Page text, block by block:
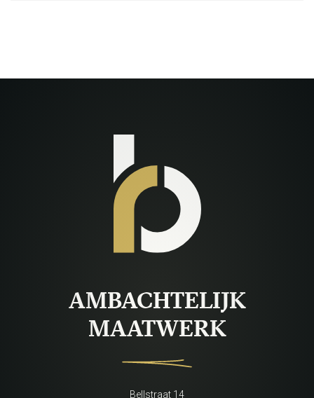
AMBACHTELIJK
MAATWERK
Bellstraat 14